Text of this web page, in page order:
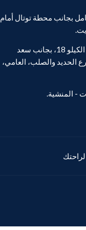
بجانب محطة توتال أمام
فرع أبو يوسف، الكيلو 18، بجانب سعد
الحديد والصلب، العامي،